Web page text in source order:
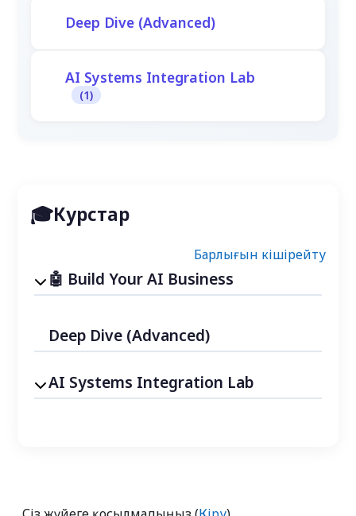
Deep Dive (Advanced)
AI Systems Integration Lab
(1)
Курстар
Барлығын кішірейту
Build Your AI Business
Deep Dive (Advanced)
AI Systems Integration Lab